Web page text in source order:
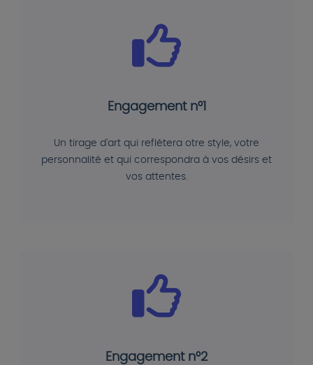
Engagement n°1
Un tirage d'art qui reflétera otre style, votre
personnalité et qui correspondra à vos désirs et
vos attentes.
Engagement n°2